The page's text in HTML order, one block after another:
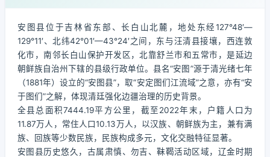
安图县位于吉林省东部、长白山北麓，地处东经127°48′—
129°11′、北纬42°01′—43°24′之间，东与汪清县接壤，西连敦
化市，南邻长白山保护开发区，北靠舒兰市和五常市，是延边
朝鲜族自治州下辖的县级行政单位。县名“安图”源于清光绪七年
（1881年）设立的“安图县”，取“安定图们江流域”之意，亦有“安
于图们”之解，体现清廷强化边疆治理的历史背景。
全县总面积7444.19平方公里，截至2022年末，户籍人口为
11.87万人，常住人口10.13万人，以汉族、朝鲜族为主，兼有满
族、回族等少数民族，民族构成多元，文化交融特征显著。
安图县历史悠久，古属肃慎、勿吉、靺鞨活动区域，辽金时期